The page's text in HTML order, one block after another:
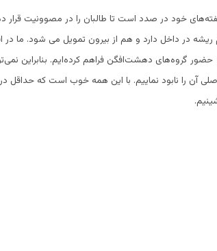
خود در صدد است تا طالبان را در مصوونیت
در داخل دارد و هم از بیرون تمویل می شود. ما در
گروه‌های دهشت‌افگن فراهم کرده‌ایم. بنابراین
آن را نابود نماییم. با این همه خوب است که حداقل